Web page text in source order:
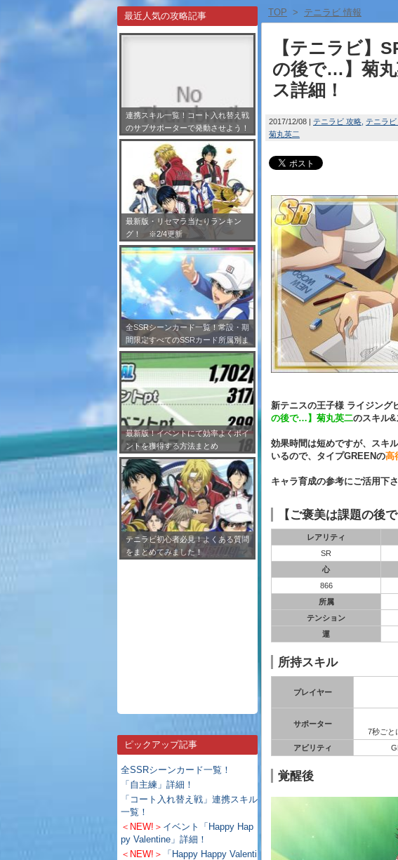
最近人気の攻略記事
連携スキル一覧！コート入れ替え戦
のサブサポーターで発動させよう！
※7/24更新
最新版・リセマラ当たりランキン
グ！ ※2/4更新
全SSRシーンカード一覧！常設・期
間限定すべてのSSRカード所属別ま
とめ！※2/4更新
最新版！イベントにて効率よくポイ
ントを獲得する方法まとめ
テニラビ初心者必見！よくある質問
をまとめてみました！
ピックアップ記事
全SSRシーンカード一覧！
「自主練」詳細！
「コート入れ替え戦」連携スキル
一覧！
＜NEW!＞ イベント「Happy Hap
py Valentine」詳細！
＜NEW!＞
「Happy Happy Valenti
TOP > テニラビ 情報
【テニラビ】
の後で…】菊
ス詳細！
2017/12/08 テニラビ 攻略 テニラ
菊丸英二
新テニスの王子様 ライジング
の後で…】菊丸英二のスキル&
効果時間は短めですが、スキ
いるので、タイプGREENの高
キャラ育成の参考にご活用下
【ご褒美は課題の後
レアリティ
SR
心
866
所属
テンション
運
所持スキル
プレイヤー
サポーター
7秒ごと
アビリティ
覚醒後